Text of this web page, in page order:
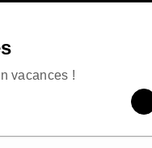
vacances !